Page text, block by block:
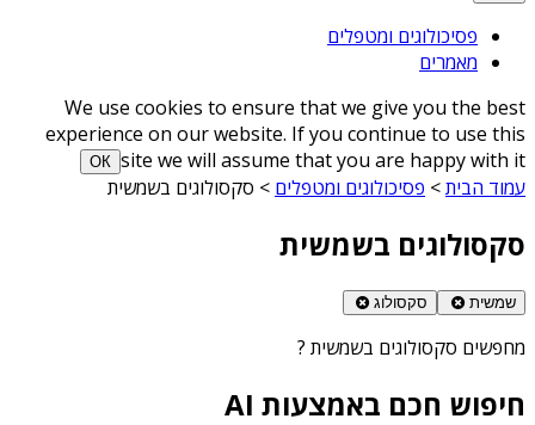
פסיכולוגים ומטפלים
מאמרים
We use cookies to ensure that we give you the best
experience on our website. If you continue to use this
site we will assume that you are happy with it
ОК
עמוד הבית> פסיכולוגים ומטפלים > סקסולוגים בשמשית
סקסולוגים בשמשית
שמשית סקסולוג
מחפשים סקסולוגים בשמשית ?
חיפוש חכם באמצעות AI